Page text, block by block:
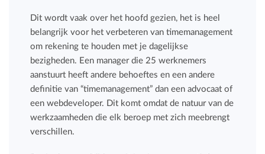
Dit wordt vaak over het hoofd gezien, het is heel
belangrijk voor het verbeteren van timemanagement
om rekening te houden met je dagelijkse
bezigheden. Een manager die 25 werknemers
aanstuurt heeft andere behoeftes en een andere
definitie van “timemanagement” dan een advocaat of
een webdeveloper. Dit komt omdat de natuur van de
werkzaamheden die elk beroep met zich meebrengt
verschillen.